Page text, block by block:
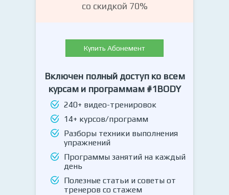
со скидкой 70%
Купить Абонемент
Включен полный доступ ко всем
курсам и программам #1BODY
240+ видео-тренировок
14+ курсов/программ
Разборы техники выполнения
упражнений
Программы занятий на каждый
день
Полезные статьи и советы от
тренеров со стажем